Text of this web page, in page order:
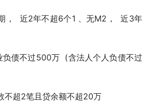
，  近2年不超6个1 、无M2，  近3年
债不过500万  (含法⼈个⼈负债不过
不超2笔且贷余额不超20万